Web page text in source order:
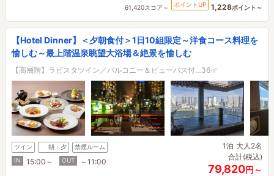
61,420スコア～ ポイントUP 1,228ポイント～
【Hotel Dinner】＜夕朝食付＞1日10組限定～洋食コース料理を
愉しむ～最上階温泉眺望大浴場＆絶景を愉しむ
【高層階】ラビスタツイン／バルコニー＆ビューバス付…36㎡
ツイン 朝・夕
禁煙ルーム
IN
15:00～ OUT ～11:00
1泊 大人2名
合計(税込)
79,820円～